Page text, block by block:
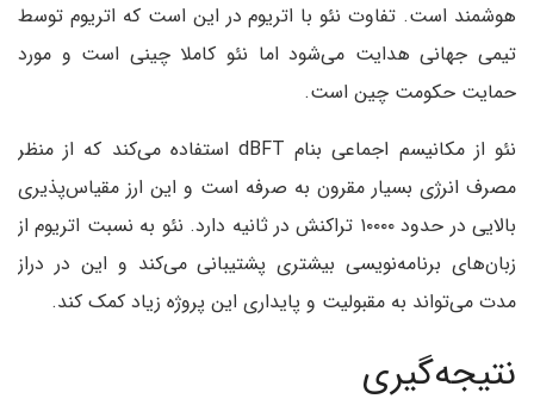
هوشمند است. تفاوت نئو با اتریوم در این است که اتریوم توسط
تیمی جهانی هدایت می‌شود اما نئو کاملا چینی است و مورد
حمایت حکومت چین است.
نئو از مکانیسم اجماعی بنام dBFT استفاده می‌کند که از منظر
مصرف انرژی بسیار مقرون به صرفه است و این ارز مقیاس‌پذیری
بالایی در حدود ۱۰۰۰۰ تراکنش در ثانیه دارد. نئو به نسبت اتریوم از
زبان‌های برنامه‌نویسی بیشتری پشتیبانی می‌کند و این در دراز
مدت می‌تواند به مقبولیت و پایداری این پروژه زیاد کمک کند.
نتیجه‌گیری